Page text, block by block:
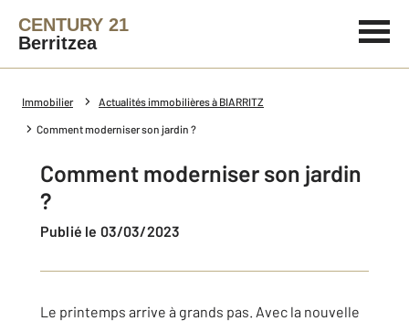
CENTURY 21
Berritzea
Immobilier Actualités immobilières à BIARRITZ
Comment moderniser son jardin ?
Comment moderniser son jardin
?
Publié le 03/03/2023
Le printemps arrive à grands pas. Avec la nouvelle